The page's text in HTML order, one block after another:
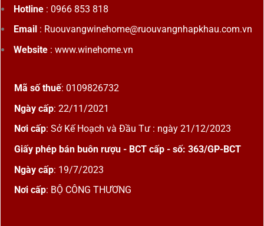
Hotline: 0966 853 818
Email : Ruouvangwinehome@ruouvangnhapkhau.com.vn
Website: www.winehome.vn
Mã số thuế: 0109826732
Ngày cấp: 22/11/2021
Nơi cấp: Sở Kế Hoạch và Đầu Tư : ngày 21/12/2023
Giấy phép bán buôn rượu - BCT cấp - số: 363/GP-BCT
Ngày cấp: 19/7/2023
Nơi cấp: BỘ CÔNG THƯƠNG